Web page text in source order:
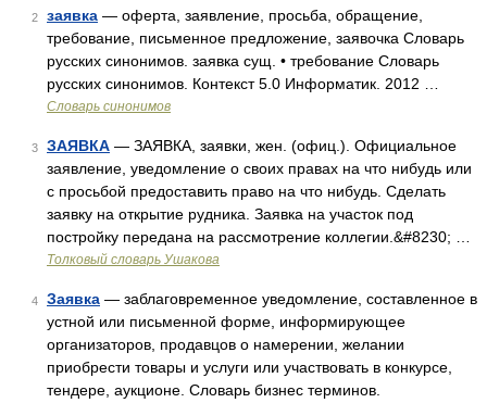
2 заявка — оферта, заявление, просьба, обращение,
требование, письменное предложение, заявочка Словарь
русских синонимов. заявка сущ. • требование Словарь
русских синонимов. Контекст 5.0 Информатик. 2012 …
Словарь синонимов
3 ЗАЯВКА — ЗАЯВКА, заявки, жен. (офиц.). Официальное
заявление, уведомление о своих правах на что нибудь или
с просьбой предоставить право на что нибудь. Сделать
заявку на открытие рудника. Заявка на участок под
постройку передана на рассмотрение коллегии.&#8230; …
Толковый словарь Ушакова
4 Заявка — заблаговременное уведомление, составленное в
устной или письменной форме, информирующее
организаторов, продавцов о намерении, желании
приобрести товары и услуги или участвовать в конкурсе,
тендере, аукционе. Словарь бизнес терминов.